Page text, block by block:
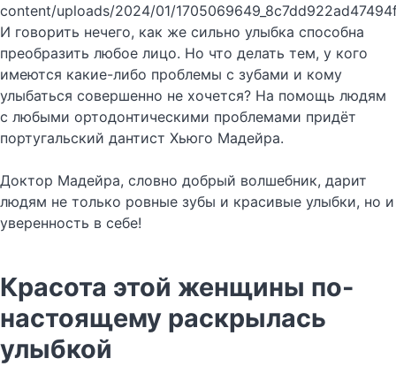
content/uploads/2024/01/
И говорить нечего, как же сильно улыбка способна
преобразить любое лицо. Но что делать тем, у кого
имеются какие-либо проблемы с зубами и кому
улыбаться совершенно не хочется? На помощь людям
с любыми ортодонтическими проблемами придёт
португальский дантист Хьюго Мадейра.
Доктор Мадейра, словно добрый волшебник, дарит
людям не только ровные зубы и красивые улыбки, но и
уверенность в себе!
Красота этой женщины по-
настоящему раскрылась
улыбкой